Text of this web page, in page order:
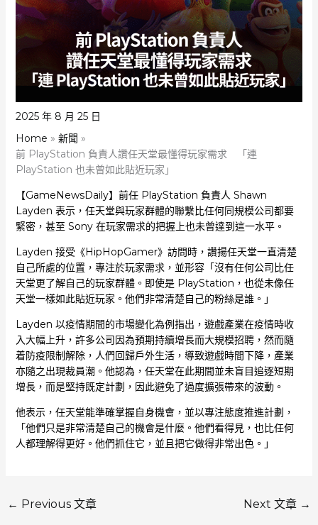
2025 年 8 月 25 日
Home
新聞
前 PlayStation 負責人讚任天堂最懂得玩家需求 「連
PlayStation 也未曾如此貼近玩家」
【GameNewsDaily】前任 PlayStation 負責人 Shawn
Layden 表示，任天堂與玩家群體的聯繫比任何同規模公司都要
緊密，甚至 Sony 在玩家需求的把握上也未曾達到這一水平。
Layden 接受《HipHopGamer》訪問時，讚揚任天堂一直清楚
自己所處的位置，專注於玩家需求，並形容「沒有任何公司比任
天堂更了解自己的玩家群體。即使是 PlayStation，也從未像任
天堂一樣如此貼近玩家。他們非常清楚自己的粉絲是誰。」
Layden 以疫情期間的市場變化為例指出，遊戲產業在疫情時收
入大幅上升，許多公司因為預期持續增長而大規模招聘，然而隨
着防疫限制解除，人們回歸戶外生活，導致遊戲時間下降，產業
亦隨之出現裁員潮。他認為，任天堂在此期間並未盲目追逐短期
增長，而是堅持既定計劃，因此避免了過度擴張帶來的波動。
他表示，任天堂能準確掌握自身機會，並以專注態度推進計劃，
「他們只是非常清楚自己的機會是什麼。他們看得見，也比任何
人都理解得更好。他們抓住它，並且把它做得非常出色。」
← Previous 文章 Next 文章 →